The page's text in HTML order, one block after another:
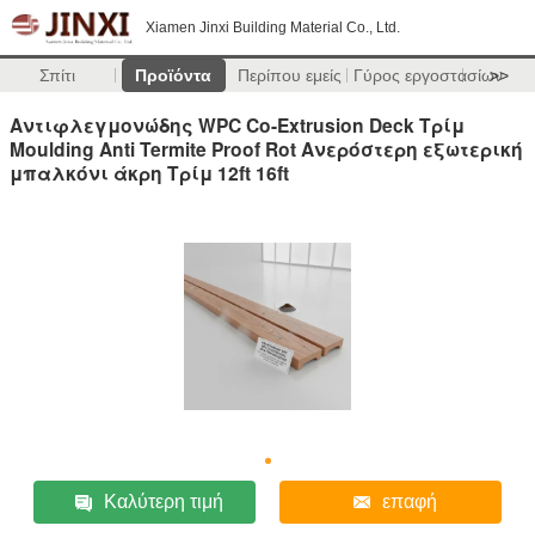
Xiamen Jinxi Building Material Co., Ltd.
Σπίτι Προϊόντα Περίπου εμείς Γύρος εργοστασίων
>>
Αντιφλεγμονώδης WPC Co-Extrusion Deck Τρίμ
Moulding Anti Termite Proof Rot Ανερόστερη εξωτερική
μπαλκόνι άκρη Τρίμ 12ft 16ft
Καλύτερη τιμή επαφή